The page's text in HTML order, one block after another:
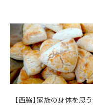
【西脇】家族の身体を思